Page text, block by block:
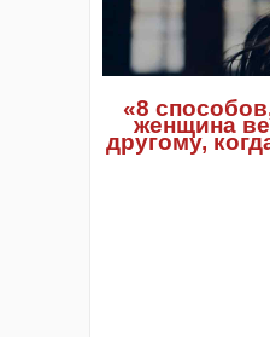
«8
женщина
другому,